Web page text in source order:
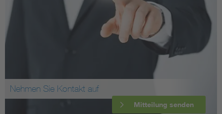
Nehmen Sie Kontakt auf
Mitteilung senden